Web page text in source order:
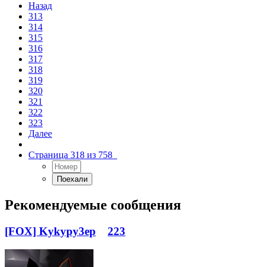
Назад
313
314
315
316
317
318
319
320
321
322
323
Далее
Страница 318 из 758
Рекомендуемые сообщения
[FOX] Kykypy3ep 223